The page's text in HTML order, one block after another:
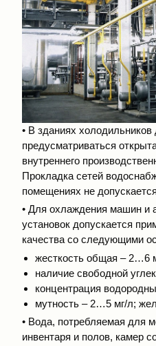
• В зданиях
предусматриваться
внутреннего
Прокладка сетей
помещениях не
• Для охлаждения машин и
установок допускается
качества со следующими
жесткость общая – 2…6
наличие свободной
концентрация
мутность – 2…5 мг/л;
• Вода, потребляемая для
инвентаря и полов, камер